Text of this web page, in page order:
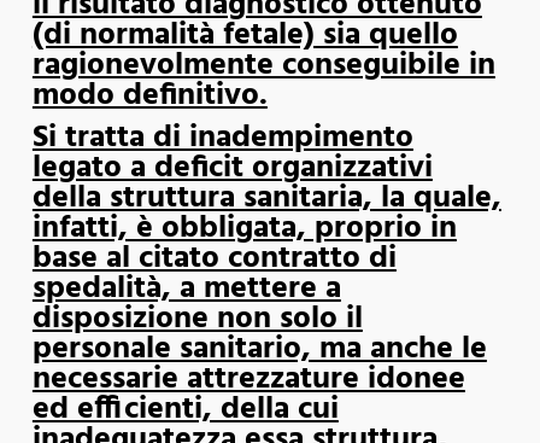
(di normalità fetale) sia quello
ragionevolmente conseguibile in
modo definitivo.
Si tratta di inadempimento
legato a deficit organizzativi
della struttura sanitaria, la quale,
infatti, è obbligata, proprio in
base al citato contratto di
spedalità, a mettere a
disposizione non solo il
personale sanitario, ma anche le
necessarie attrezzature idonee
ed efficienti, della cui